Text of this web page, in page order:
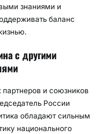
знаниями и
баланс
с другими
и союзников
России
обладают сильным
национального